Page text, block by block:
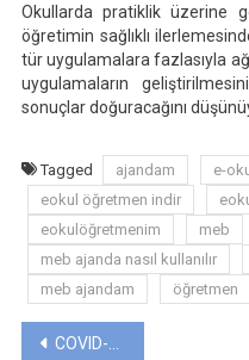
Okullarda pratiklik üzerine
öğretimin sağlıklı
tür uygulamalara fazlasıyla
uygulamaların
sonuçlar doğuracağını
Tagged ajandam e-
eokul öğretmen indir
eokulöğretmenim
meb
meb ajanda nasıl kullanılır
meb ajandam
öğretmen
Yazı
COVID-19’un Eğitime Etkisi: Yeni Bir Öğrenme Çağına Yön Vermek